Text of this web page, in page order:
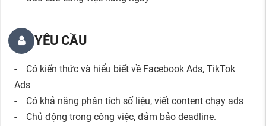
YÊU CẦU
- Có kiến thức và hiểu biết về Facebook Ads, TikTok
Ads
- Có khả năng phân tích số liệu, viết content chạy ads
- Chủ động trong công việc, đảm bảo deadline.